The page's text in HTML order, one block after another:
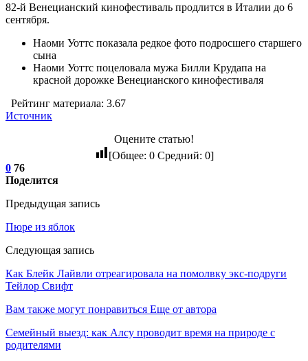
82-й Венецианский кинофестиваль продлится в Италии до 6
сентября.
Наоми Уоттс показала редкое фото подросшего старшего
сына
Наоми Уоттс поцеловала мужа Билли Крудапа на
красной дорожке Венецианского кинофестиваля
Рейтинг материала: 3.67
Источник
Оцените статью!
[Общее: 0Средний: 0]
0 76
Поделится
Предыдущая запись
Пюре из яблок
Следующая запись
Как Блейк Лайвли отреагировала на помолвку экс-подруги
Тейлор Свифт
Вам также могут понравиться Еще от автора
Семейный выезд: как Алсу проводит время на природе с
родителями